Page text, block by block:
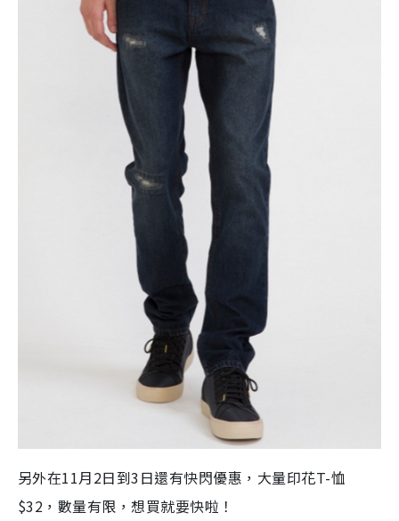
另外在11月2日到3日還有快閃優惠，大量印花T-恤
$32，數量有限，想買就要快啦！